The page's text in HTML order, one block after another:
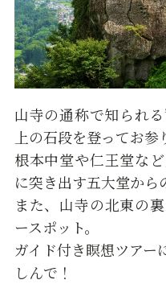
山寺の通称で知られ
上の石段を登ってお参
根本中堂や仁王堂な
に突き出す五大堂から
また、山寺の北東の
ースポット。
ガイド付き瞑想ツアー
しんで！